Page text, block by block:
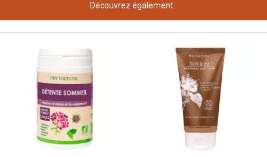
Découvrez également :